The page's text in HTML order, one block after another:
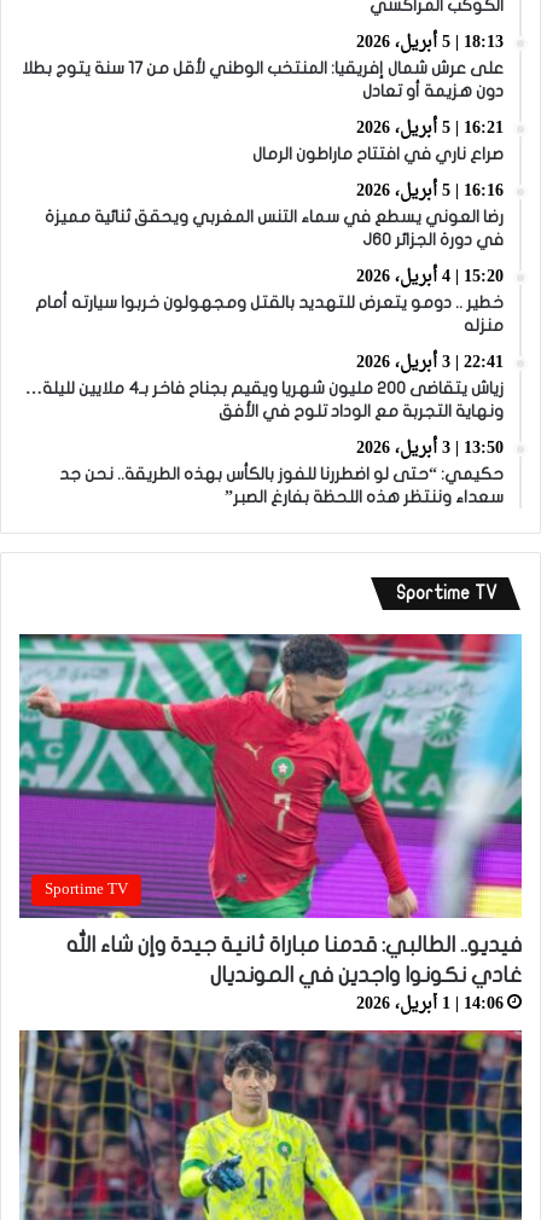
الكوكب المراكشي
18:13 | 5 أبريل، 2026
على عرش شمال إفريقيا: المنتخب الوطني لأقل من 17 سنة يتوج بطلا
دون هزيمة أو تعادل
16:21 | 5 أبريل، 2026
صراع ناري في افتتاح ماراطون الرمال
16:16 | 5 أبريل، 2026
رضا العوني يسطع في سماء التنس المغربي ويحقق ثنائية مميزة
في دورة الجزائر J60
15:20 | 4 أبريل، 2026
خطير .. دومو يتعرض للتهديد بالقتل ومجهولون خربوا سيارته أمام
منزله
22:41 | 3 أبريل، 2026
زياش يتقاضى 200 مليون شهريا ويقيم بجناح فاخر بـ4 ملايين لليلة…
ونهاية التجربة مع الوداد تلوح في الأفق
13:50 | 3 أبريل، 2026
حكيمي: “حتى لو اضطررنا للفوز بالكأس بهذه الطريقة.. نحن جد
سعداء وننتظر هذه اللحظة بفارغ الصبر”
Sportime TV
Sportime TV
فيديو.. الطالبي: قدمنا مباراة ثانية جيدة وإن شاء الله
غادي نكونوا واجدين في المونديال
14:06 | 1 أبريل، 2026